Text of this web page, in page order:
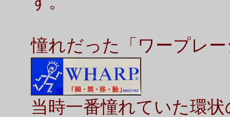
憧れだった「ワープレ
当時一番憧れていた環